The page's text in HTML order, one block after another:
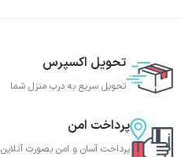
تحویل اکسپرس
تحویل سریع به درب منزل شما
پرداخت امن
پرداخت آسان و امن بصورت آنلاین